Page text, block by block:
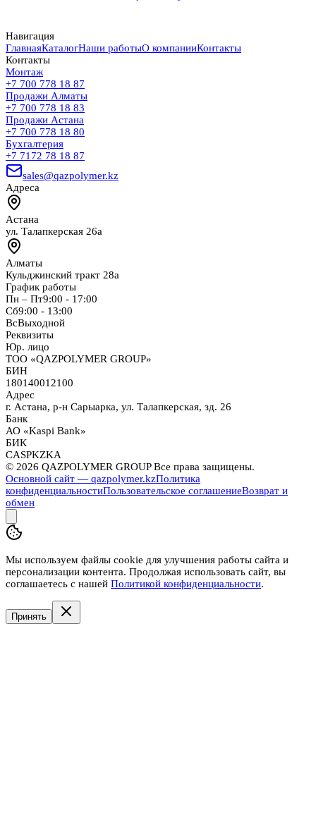
Навигация
ГлавнаяКаталогНаши работыО компанииКонтакты
Контакты
Монтаж
+7 700 778 18 87
Продажи Алматы
+7 700 778 18 83
Продажи Астана
+7 700 778 18 80
Бухгалтерия
+7 7172 78 18 87
sales@qazpolymer.kz
Адреса
Астана
ул. Талапкерская 26а
Алматы
Кульджинский тракт 28а
График работы
Пн – Пт9:00 - 17:00
Сб9:00 - 13:00
ВсВыходной
Реквизиты
Юр. лицо
ТОО «QAZPOLYMER GROUP»
БИН
180140012100
Адрес
г. Астана, р-н Сарыарка, ул. Талапкерская, зд. 26
Банк
АО «Kaspi Bank»
БИК
CASPKZKA
© 2026 QAZPOLYMER GROUP Все права защищены.
Основной сайт — qazpolymer.kzПолитика
конфиденциальностиПользовательское соглашениеВозврат и
обмен
Мы используем файлы cookie для улучшения работы сайта и
персонализации контента. Продолжая использовать сайт, вы
соглашаетесь с нашей Политикой конфиденциальности.
Принять